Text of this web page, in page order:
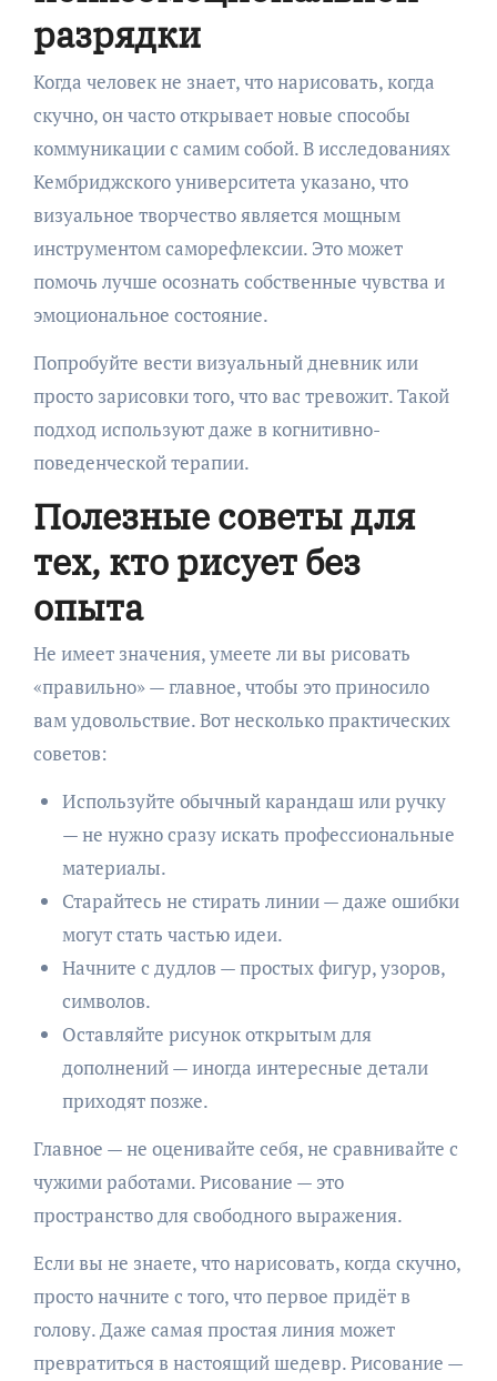
разрядки
Когда человек не знает, что нарисовать, когда
скучно, он часто открывает новые способы
коммуникации с самим собой. В исследованиях
Кембриджского университета указано, что
визуальное творчество является мощным
инструментом саморефлексии. Это может
помочь лучше осознать собственные чувства и
эмоциональное состояние.
Попробуйте вести визуальный дневник или
просто зарисовки того, что вас тревожит. Такой
подход используют даже в когнитивно-
поведенческой терапии.
Полезные советы для
тех, кто рисует без
опыта
Не имеет значения, умеете ли вы рисовать
«правильно» — главное, чтобы это приносило
вам удовольствие. Вот несколько практических
советов:
Используйте обычный карандаш или ручку
— не нужно сразу искать профессиональные
материалы.
Старайтесь не стирать линии — даже ошибки
могут стать частью идеи.
Начните с дудлов — простых фигур, узоров,
символов.
Оставляйте рисунок открытым для
дополнений — иногда интересные детали
приходят позже.
Главное — не оценивайте себя, не сравнивайте с
чужими работами. Рисование — это
пространство для свободного выражения.
Если вы не знаете, что нарисовать, когда скучно,
просто начните с того, что первое придёт в
голову. Даже самая простая линия может
превратиться в настоящий шедевр. Рисование —